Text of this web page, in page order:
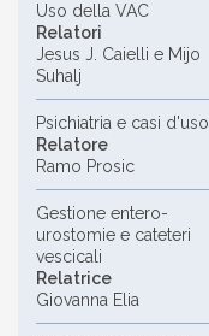
Uso della VAC
Relatori
Jesus J. Caielli e Mijo
Suhalj
Psichiatria e casi d'uso
Relatore
Ramo Prosic
Gestione entero-
urostomie e cateteri
vescicali
Relatrice
Giovanna Elia